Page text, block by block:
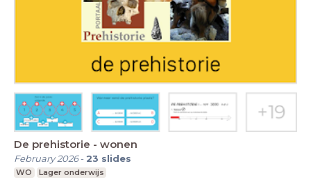
De prehistorie - wonen
February 2026- 23 slides
WO Lager onderwijs